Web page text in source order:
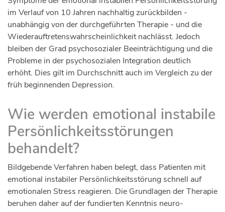
im Verlauf von 10 Jahren nachhaltig zurückbilden -
unabhängig von der durchgeführten Therapie - und die
Wiederauftretenswahrscheinlichkeit nachlässt. Jedoch
bleiben der Grad psychosozialer Beeinträchtigung und die
Probleme in der psychosozialen Integration deutlich
erhöht. Dies gilt im Durchschnitt auch im Vergleich zu der
früh beginnenden Depression.
Wie werden emotional instabile
Persönlichkeitsstörungen
behandelt?
Bildgebende Verfahren haben belegt, dass Patienten mit
emotional instabiler Persönlichkeitsstörung schnell auf
emotionalen Stress reagieren. Die Grundlagen der Therapie
beruhen daher auf der fundierten Kenntnis neuro-